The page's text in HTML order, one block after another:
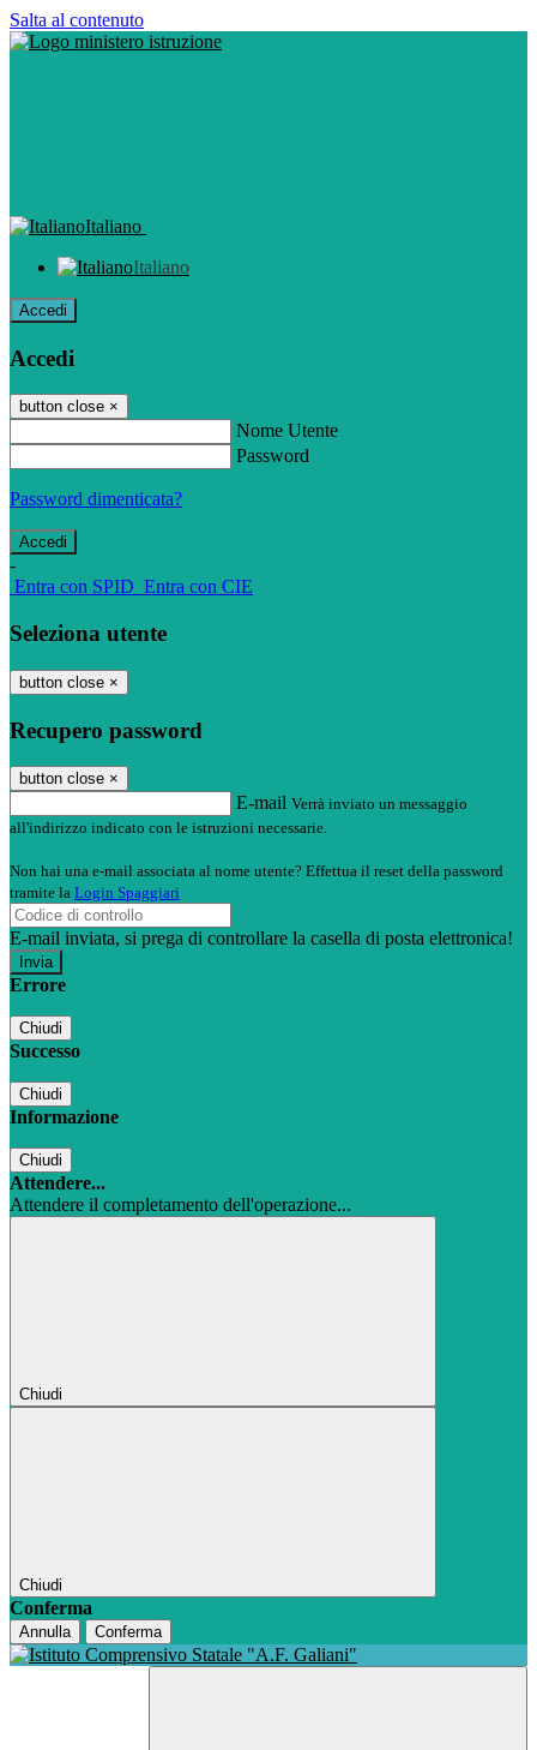
Salta al contenuto
Italiano
Italiano
Accedi
Accedi
button close ×
Nome Utente
Password
Password dimenticata?
-
Entra con SPID Entra con CIE
Seleziona utente
button close ×
Recupero password
button close ×
E-mail Verrà inviato un messaggio
all'indirizzo indicato con le istruzioni necessarie.
Non hai una e-mail associata al nome utente? Effettua il reset della password
tramite la Login Spaggiari
E-mail inviata, si prega di controllare la casella di posta elettronica!
Errore
Chiudi
Successo
Chiudi
Informazione
Chiudi
Attendere...
Attendere il completamento dell'operazione...
Chiudi
Chiudi
Conferma
Annulla Conferma